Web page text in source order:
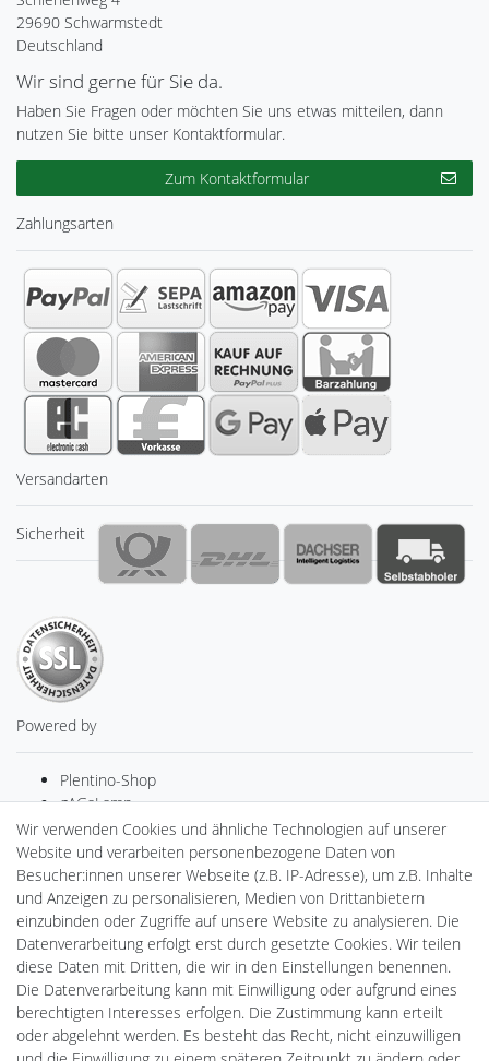
29690 Schwarmstedt
Deutschland
Wir sind gerne für Sie da.
Haben Sie Fragen oder möchten Sie uns etwas mitteilen, dann
nutzen Sie bitte unser Kontaktformular.
Zum Kontaktformular
Zahlungsarten
Versandarten
Sicherheit
Powered by
Plentino-Shop
gAGaLamp
Drohnenstore24
MeinUSB
Batteriespeicher
PlentiSolar
Gebrauchtlicht
Ledkauf
DEYESOLAR
Lightech Connect
CardanLight Europe
FORTIMO LEDs
Cardanlight-Shop
Wir verwenden Cookies und ähnliche Technologien auf unserer
Website und verarbeiten personenbezogene Daten von
Besucher:innen unserer Webseite (z.B. IP-Adresse), um z.B. Inhalte
und Anzeigen zu personalisieren, Medien von Drittanbietern
einzubinden oder Zugriffe auf unsere Website zu analysieren. Die
Datenverarbeitung erfolgt erst durch gesetzte Cookies. Wir teilen
diese Daten mit Dritten, die wir in den Einstellungen benennen.
Die Datenverarbeitung kann mit Einwilligung oder aufgrund eines
berechtigten Interesses erfolgen. Die Zustimmung kann erteilt
oder abgelehnt werden. Es besteht das Recht, nicht einzuwilligen